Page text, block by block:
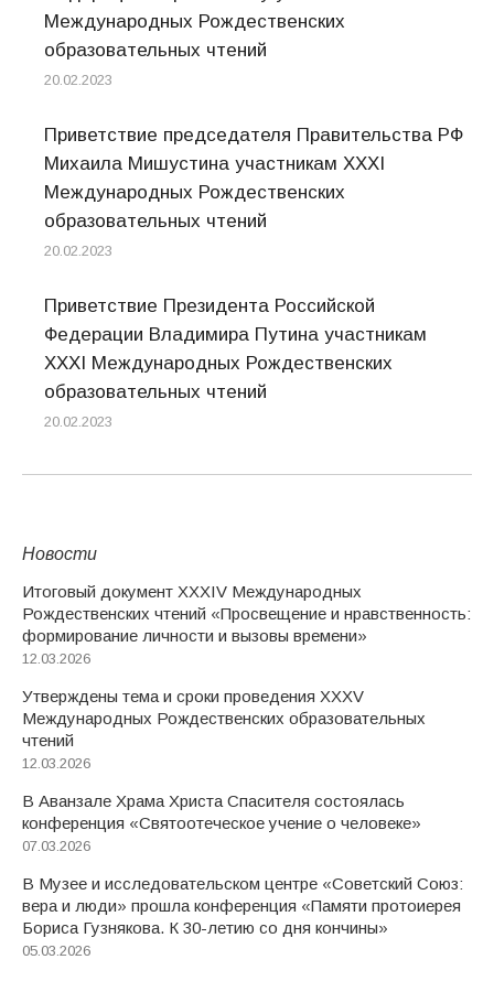
Международных Рождественских
образовательных чтений
20.02.2023
Приветствие председателя Правительства РФ
Михаила Мишустина участникам XXXI
Международных Рождественских
образовательных чтений
20.02.2023
Приветствие Президента Российской
Федерации Владимира Путина участникам
XXXI Международных Рождественских
образовательных чтений
20.02.2023
Новости
Итоговый документ XXХIV Международных
Рождественских чтений «Просвещение и нравственность:
формирование личности и вызовы времени»
12.03.2026
Утверждены тема и сроки проведения XXXV
Международных Рождественских образовательных
чтений
12.03.2026
В Аванзале Храма Христа Спасителя состоялась
конференция «Святоотеческое учение о человеке»
07.03.2026
В Музее и исследовательском центре «Советский Союз:
вера и люди» прошла конференция «Памяти протоиерея
Бориса Гузнякова. К 30-летию со дня кончины»
05.03.2026